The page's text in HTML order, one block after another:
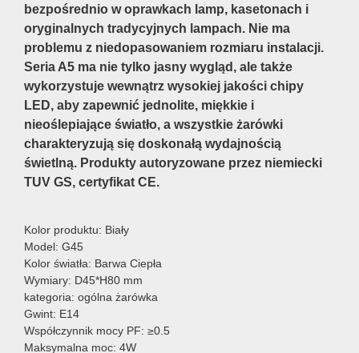
bezpośrednio w oprawkach lamp, kasetonach i
oryginalnych tradycyjnych lampach. Nie ma
problemu z niedopasowaniem rozmiaru instalacji.
Seria A5 ma nie tylko jasny wygląd, ale także
wykorzystuje wewnątrz wysokiej jakości chipy
LED, aby zapewnić jednolite, miękkie i
nieoślepiające światło, a wszystkie żarówki
charakteryzują się doskonałą wydajnością
świetlną. Produkty autoryzowane przez niemiecki
TUV GS, certyfikat CE.
Kolor produktu: Biały
Model: G45
Kolor światła: Barwa Ciepła
Wymiary: D45*H80 mm
kategoria: ogólna żarówka
Gwint: E14
Współczynnik mocy PF: ≥0.5
Maksymalna moc: 4W